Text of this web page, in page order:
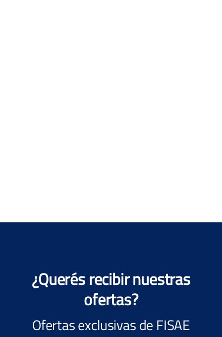
¿Querés recibir nuestras
ofertas?
Ofertas exclusivas de FISAE